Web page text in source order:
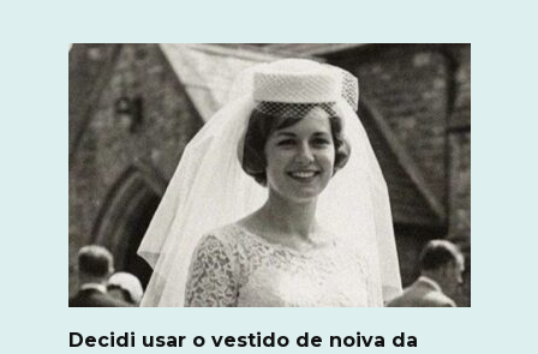
Decidi usar o vestido de noiva da